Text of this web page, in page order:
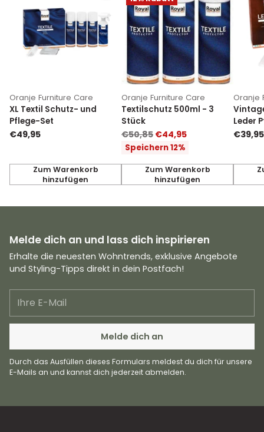
Oranje Furniture Care
XL Textil Schutz- und
Pflege-Set
€49,95
Zum Warenkorb
hinzufügen
Anzahl
Oranje Furniture Care
Textilschutz 500ml - 3
Stück
Normaler
Preis
€50,85 €44,95
Speichern 12%
Zum Warenkorb
hinzufügen
Anzahl
Oranje
Leder
€39,95
Anzahl
Melde dich an und lass dich inspirieren
Erhalte die neuesten Wohntrends, exklusive Angebote
und Styling-Tipps direkt in dein Postfach!
Mail
Melde dich an
Durch das Ausfüllen dieses Formulars meldest du dich für unsere
E-Mails an und kannst dich jederzeit abmelden.